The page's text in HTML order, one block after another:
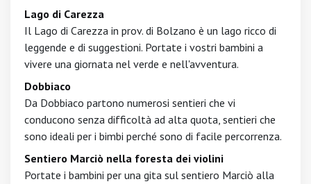
Lago di Carezza
Il Lago di Carezza in prov. di Bolzano è un lago ricco di
leggende e di suggestioni. Portate i vostri bambini a
vivere una giornata nel verde e nell'avventura.
Dobbiaco
Da Dobbiaco partono numerosi sentieri che vi
conducono senza difficoltà ad alta quota, sentieri che
sono ideali per i bimbi perché sono di facile percorrenza.
Sentiero Marciò nella foresta dei violini
Portate i bambini per una gita sul sentiero Marciò alla